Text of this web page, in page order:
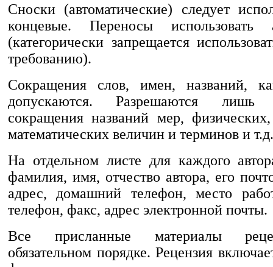
Сноски (автоматические) следует
концевые. Переносы использовать
(категорически запрещается
требованию).
Сокращения слов, имен, названий,
допускаются. Разрешаются лишь
сокращения названий мер,
математических величин и терминов и т.д.
На отдельном листе для каждого
фамилия, имя, отчество автора, его
адрес, домашний телефон, место
телефон, факс, адрес электронной почты.
Все присланные материалы
обязательном порядке. Рецензия